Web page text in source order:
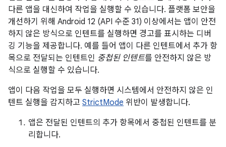
다른 앱을 대신하여 작업을 실행할 수 있습니다. 플랫폼 보안을
개선하기 위해 Android 12 (API 수준 31) 이상에서는 앱이 안전
하지 않은 방식으로 인텐트를 실행하면 경고를 표시하는 디버
깅 기능을 제공합니다. 예를 들어 앱이 다른 인텐트에서 추가 항
목으로 전달되는 인텐트인 중첩된 인텐트를 안전하지 않은 방
식으로 실행할 수 있습니다.
앱이 다음 작업을 모두 실행하면 시스템에서 안전하지 않은 인
텐트 실행을 감지하고 StrictMode 위반이 발생합니다.
앱은 전달된 인텐트의 추가 항목에서 중첩된 인텐트를 분
리합니다.